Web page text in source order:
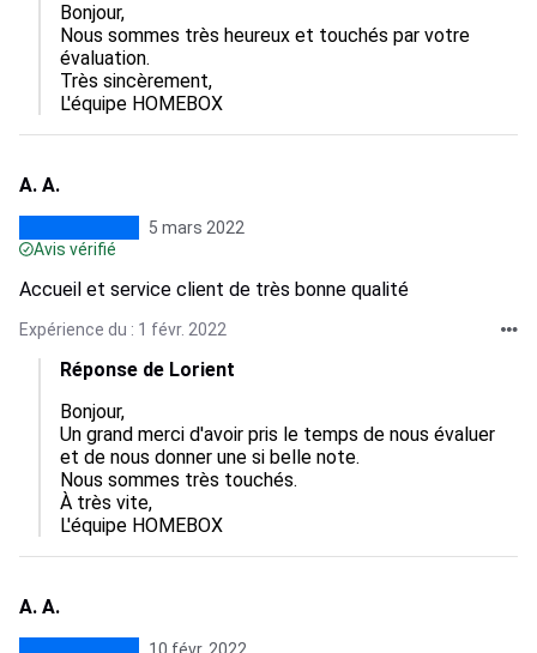
Bonjour,
Nous sommes très heureux et touchés par votre
évaluation.
Très sincèrement,
L'équipe HOMEBOX
A. A.
5 mars 2022
Avis vérifié
Accueil et service client de très bonne qualité
Expérience du : 1 févr. 2022
Réponse de Lorient
Bonjour,
Un grand merci d'avoir pris le temps de nous évaluer
et de nous donner une si belle note.
Nous sommes très touchés.
À très vite,
L'équipe HOMEBOX
A. A.